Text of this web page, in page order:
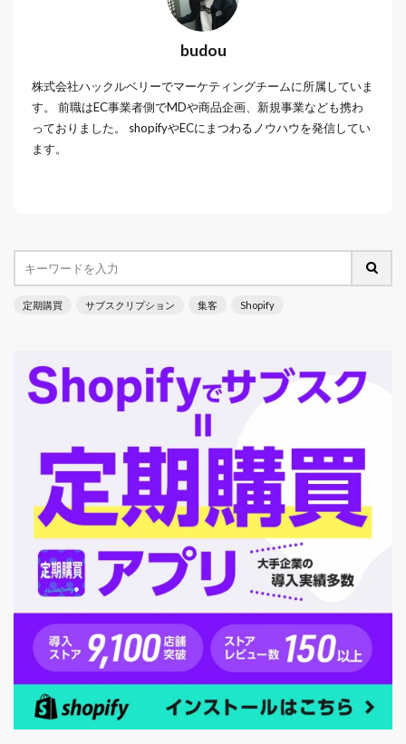
budou
株式会社ハックルベリーでマーケティングチームに所属していま
す。 前職はEC事業者側でMDや商品企画、新規事業なども携わ
っておりました。 shopifyやECにまつわるノウハウを発信してい
ます。
定期購買 サブスクリプション 集客 Shopify